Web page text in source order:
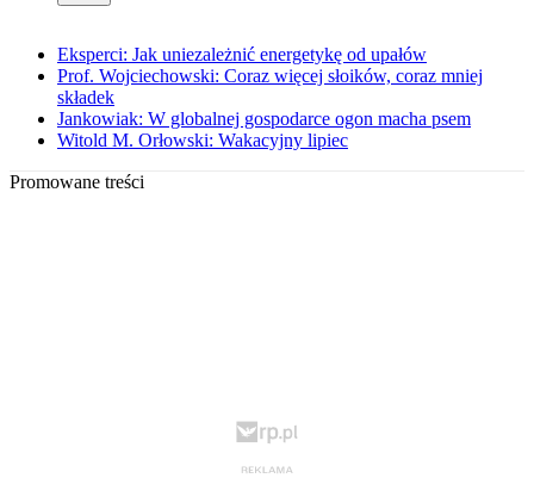
Eksperci: Jak uniezależnić energetykę od upałów
Prof. Wojciechowski: Coraz więcej słoików, coraz mniej
składek
Jankowiak: W globalnej gospodarce ogon macha psem
Witold M. Orłowski: Wakacyjny lipiec
Promowane treści